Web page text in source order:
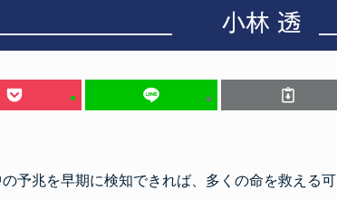
予兆を早期に検知できれば、多くの命を救える可